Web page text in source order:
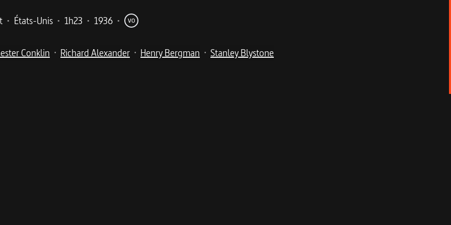
• États-Unis • 1h23 • 1936 • VO
Conklin • Richard Alexander • Henry Bergman • Stanley Blystone